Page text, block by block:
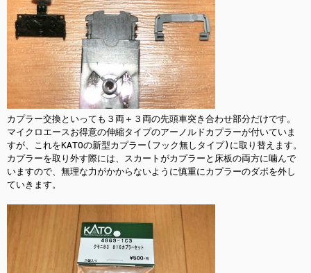
カプラー交換といっても３両＋３両の先頭車突き合わせ部分だけです。
マイクロエースお得意の伸縮タイプのアーノルドカプラーが付いていま
すが、これをKATOの新型カプラー(フック無しタイプ)に取り替えます。
カプラーを取り外す際には、スカートがカプラーと床板の両方に噛んで
いますので、無理な力がかからないように慎重にカプラーのダボを外し
ていきます。